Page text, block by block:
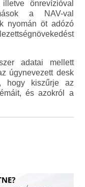
önrevízióval
a NAV-val
nyomán öt adózó
adatai mellett
úgynevezett desk
hogy kiszűrje az
és azokról a